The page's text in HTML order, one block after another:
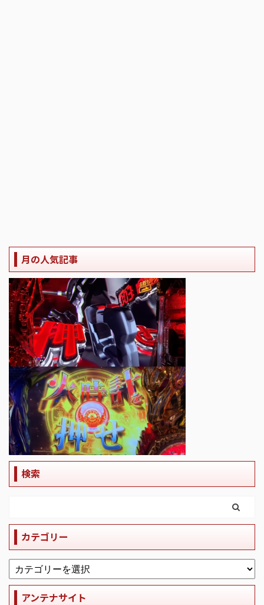
月の人気記事
検索
カテゴリー
アンテナサイト